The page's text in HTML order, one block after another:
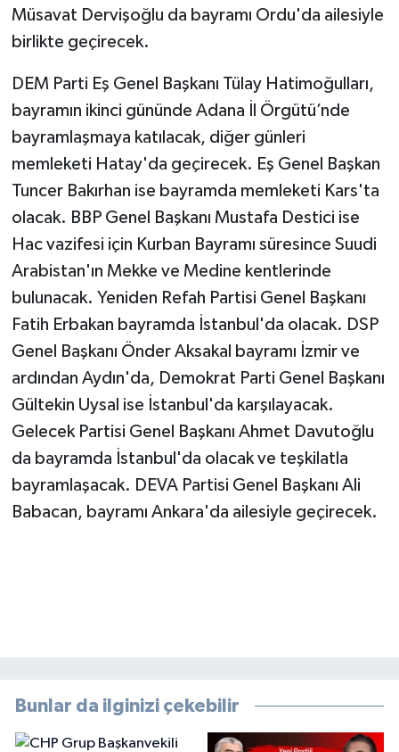
Müsavat Dervişoğlu da bayramı Ordu'da ailesiyle
birlikte geçirecek.
DEM Parti Eş Genel Başkanı Tülay Hatimoğulları,
bayramın ikinci gününde Adana İl Örgütü’nde
bayramlaşmaya katılacak, diğer günleri
memleketi Hatay'da geçirecek. Eş Genel Başkan
Tuncer Bakırhan ise bayramda memleketi Kars'ta
olacak. BBP Genel Başkanı Mustafa Destici ise
Hac vazifesi için Kurban Bayramı süresince Suudi
Arabistan'ın Mekke ve Medine kentlerinde
bulunacak. Yeniden Refah Partisi Genel Başkanı
Fatih Erbakan bayramda İstanbul'da olacak. DSP
Genel Başkanı Önder Aksakal bayramı İzmir ve
ardından Aydın'da, Demokrat Parti Genel Başkanı
Gültekin Uysal ise İstanbul'da karşılayacak.
Gelecek Partisi Genel Başkanı Ahmet Davutoğlu
da bayramda İstanbul'da olacak ve teşkilatla
bayramlaşacak. DEVA Partisi Genel Başkanı Ali
Babacan, bayramı Ankara'da ailesiyle geçirecek.
Bunlar da ilginizi çekebilir